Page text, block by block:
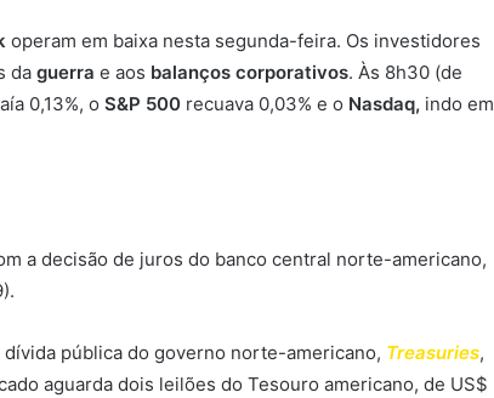
operam em baixa nesta segunda-feira. Os investidores
da guerra e aos balanços corporativos. Às 8h30 (de
0,13%, o S&P 500 recuava 0,03% e o Nasdaq, indo em
a decisão de juros do banco central norte-americano,
pública do governo norte-americano, Treasuries,
aguarda dois leilões do Tesouro americano, de US$